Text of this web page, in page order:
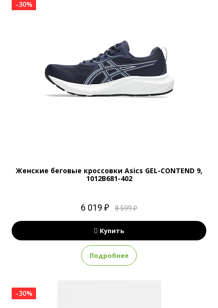
-30%
Женские беговые кроссовки Asics GEL-CONTEND 9,
1012B681-402
6 019 ₽ 8 599 ₽
Купить
Подробнее
-30%